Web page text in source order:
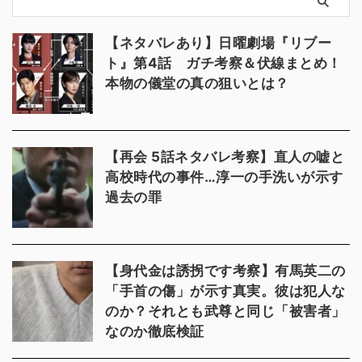
【ネタバレあり】日曜劇場『リブー
ト』第4話 ガチ考察＆伏線まとめ！
本物の儀堂の真の狙いとは？
【再会 5話ネタバレ考察】直人の嘘と
高校時代の事件…淳一の手洗いが示す
過去の罪
【身代金は誘拐です考察】有馬英二の
「手首の傷」が示す真実。彼は犯人な
のか？それとも武尊と同じ「被害者」
なのか徹底検証